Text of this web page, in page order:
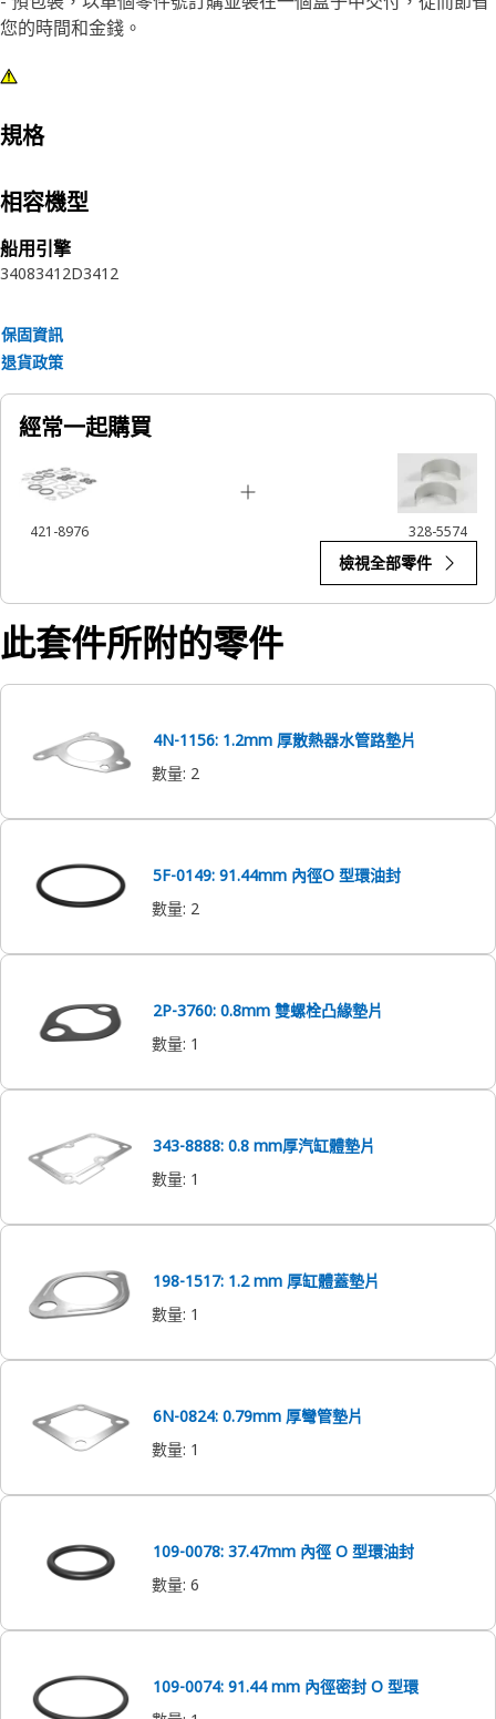
您的時間和金錢。
規格
相容機型
船用引擎
34083412D3412
保固資訊
退貨政策
經常一起購買
421-8976 328-5574
檢視全部零件
此套件所附的零件
4N-1156: 1.2mm 厚散熱器水管路墊片
數量: 2
5F-0149: 91.44mm 內徑O 型環油封
數量: 2
2P-3760: 0.8mm 雙螺栓凸緣墊片
數量: 1
343-8888: 0.8 mm厚汽缸體墊片
數量: 1
198-1517: 1.2 mm 厚缸體蓋墊片
數量: 1
6N-0824: 0.79mm 厚彎管墊片
數量: 1
109-0078: 37.47mm 內徑 O 型環油封
數量: 6
109-0074: 91.44 mm 內徑密封 O 型環